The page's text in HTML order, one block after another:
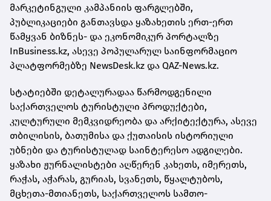
მარკეტინგული კამპანიის ფარგლებში,
პუბლიკაციები განთავსდა ყაზახეთის ერთ-ერთ
წამყვან ბიზნეს- და ეკონომიკურ პორტალზე
InBusiness.kz, ასევე პოპულარულ საინფორმაციო
პლატფორმებზე NewsDesk.kz და QAZ-News.kz.
სტატიებში დეტალურადაა წარმოდგენილი
საქართველოს ტურისტული პროდუქტები,
კულტურული მემკვიდრეობა და არქიტექტურა, ასევე
თბილისის, ბათუმისა და ქუთაისის ისტორიული
უბნები და ტურისტულად საინტერესო ადგილები.
ყაზახი ჟურნალისტები აღწერენ კახეთს, იმერეთს,
რაჭას, აჭარას, გურიას, სვანეთს, წყალტუბოს,
მცხეთა-მთიანეთს, საქართველოს სამთო-